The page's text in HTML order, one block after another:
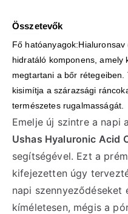
Összetevők
Fő
hidratáló komponens, amely
megtartani a bőr rétegeiben.
kisimítja a szárazsági
természetes rugalmasságát.
Emelje új szintre a napi
Ushas Hyaluronic Acid
segítségével. Ezt a
kifejezetten úgy
napi szennyeződéseket
kíméletesen, mégis a